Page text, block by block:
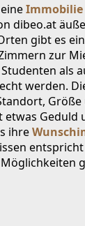
dibeo.at
gibt es
zur
als
werden.
Geduld
ihre